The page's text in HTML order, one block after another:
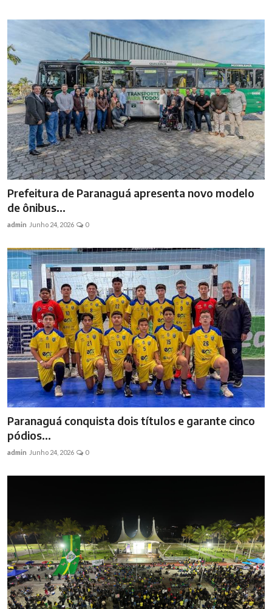
Prefeitura de Paranaguá apresenta novo modelo
de ônibus...
admin Junho 24, 2026 0
Paranaguá conquista dois títulos e garante cinco
pódios...
admin Junho 24, 2026 0